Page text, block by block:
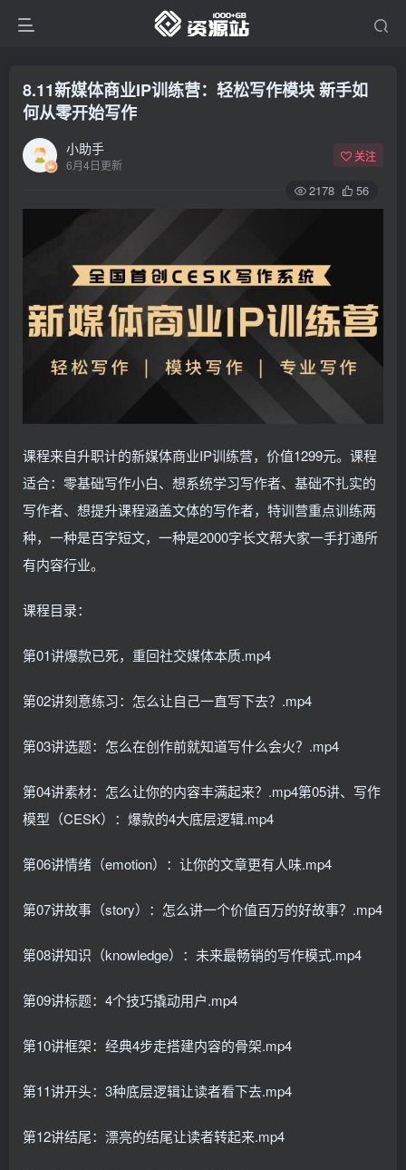
8.11新媒体商业IP训练营：轻松写作模块 新手如
何从零开始写作
小助手
6月4日更新
关注
2178 56
课程来自升职计的新媒体商业IP训练营，价值1299元。课程
适合：零基础写作小白、想系统学习写作者、基础不扎实的
写作者、想提升课程涵盖文体的写作者，特训营重点训练两
种，一种是百字短文，一种是2000字长文帮大家一手打通所
有内容行业。
课程目录：
第01讲爆款已死，重回社交媒体本质.mp4
第02讲刻意练习：怎么让自己一直写下去？.mp4
第03讲选题：怎么在创作前就知道写什么会火？.mp4
第04讲素材：怎么让你的内容丰满起来？.mp4第05讲、写作
模型（CESK）：爆款的4大底层逻辑.mp4
第06讲情绪（emotion）：让你的文章更有人味.mp4
第07讲故事（story）：怎么讲一个价值百万的好故事？.mp4
第08讲知识（knowledge）：未来最畅销的写作模式.mp4
第09讲标题：4个技巧撬动用户.mp4
第10讲框架：经典4步走搭建内容的骨架.mp4
第11讲开头：3种底层逻辑让读者看下去.mp4
第12讲结尾：漂亮的结尾让读者转起来.mp4